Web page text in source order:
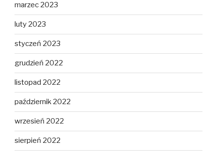
marzec 2023
luty 2023
styczeń 2023
grudzień 2022
listopad 2022
październik 2022
wrzesień 2022
sierpień 2022